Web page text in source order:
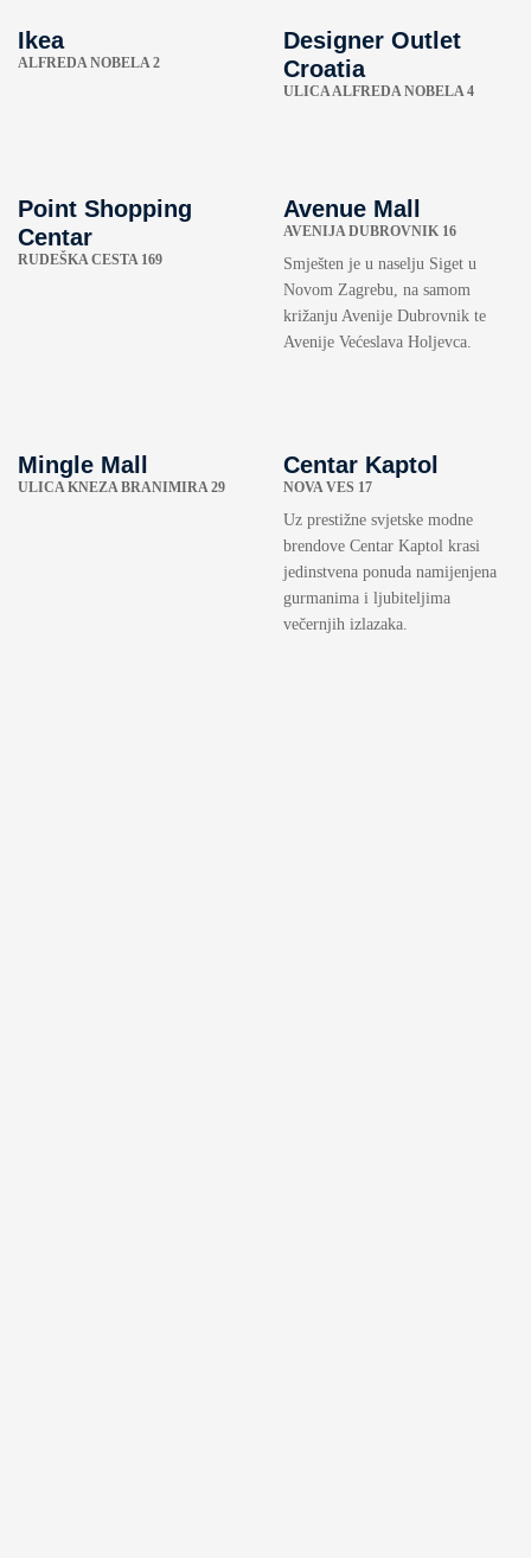
Ikea
ALFREDA NOBELA 2
Designer Outlet
Croatia
ULICA ALFREDA NOBELA 4
Point Shopping
Centar
RUDEŠKA CESTA 169
Avenue Mall
AVENIJA DUBROVNIK 16
Smješten je u naselju Siget u
Novom Zagrebu, na samom
križanju Avenije Dubrovnik te
Avenije Većeslava Holjevca.
Mingle Mall
ULICA KNEZA BRANIMIRA 29
Centar Kaptol
NOVA VES 17
Uz prestižne svjetske modne
brendove Centar Kaptol krasi
jedinstvena ponuda namijenjena
gurmanima i ljubiteljima
večernjih izlazaka.